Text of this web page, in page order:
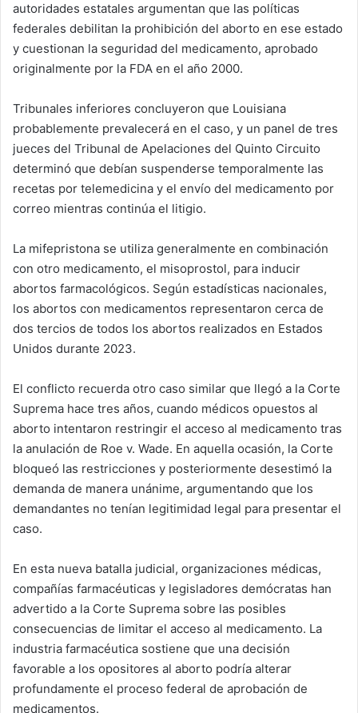
autoridades estatales argumentan que las políticas
federales debilitan la prohibición del aborto en ese estado
y cuestionan la seguridad del medicamento, aprobado
originalmente por la FDA en el año 2000.
Tribunales inferiores concluyeron que Louisiana
probablemente prevalecerá en el caso, y un panel de tres
jueces del Tribunal de Apelaciones del Quinto Circuito
determinó que debían suspenderse temporalmente las
recetas por telemedicina y el envío del medicamento por
correo mientras continúa el litigio.
La mifepristona se utiliza generalmente en combinación
con otro medicamento, el misoprostol, para inducir
abortos farmacológicos. Según estadísticas nacionales,
los abortos con medicamentos representaron cerca de
dos tercios de todos los abortos realizados en Estados
Unidos durante 2023.
El conflicto recuerda otro caso similar que llegó a la Corte
Suprema hace tres años, cuando médicos opuestos al
aborto intentaron restringir el acceso al medicamento tras
la anulación de Roe v. Wade. En aquella ocasión, la Corte
bloqueó las restricciones y posteriormente desestimó la
demanda de manera unánime, argumentando que los
demandantes no tenían legitimidad legal para presentar el
caso.
En esta nueva batalla judicial, organizaciones médicas,
compañías farmacéuticas y legisladores demócratas han
advertido a la Corte Suprema sobre las posibles
consecuencias de limitar el acceso al medicamento. La
industria farmacéutica sostiene que una decisión
favorable a los opositores al aborto podría alterar
profundamente el proceso federal de aprobación de
medicamentos.